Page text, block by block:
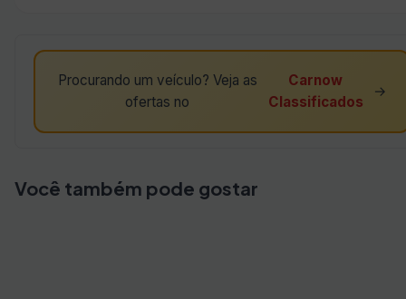
Procurando um veículo? Veja as
ofertas no
Carnow
Classificados
→
Você também pode gostar